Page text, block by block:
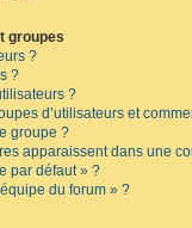
groupes
?
?
?
d’utilisateurs et
groupe ?
apparaissent dans une
par défaut » ?
du forum » ?